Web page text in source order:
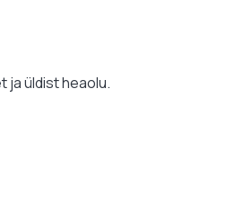
ja üldist heaolu.